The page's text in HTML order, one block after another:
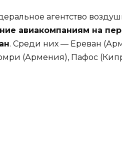
агентство
авиакомпаниям на
. Среди них — Ереван
(Армения), Пафос